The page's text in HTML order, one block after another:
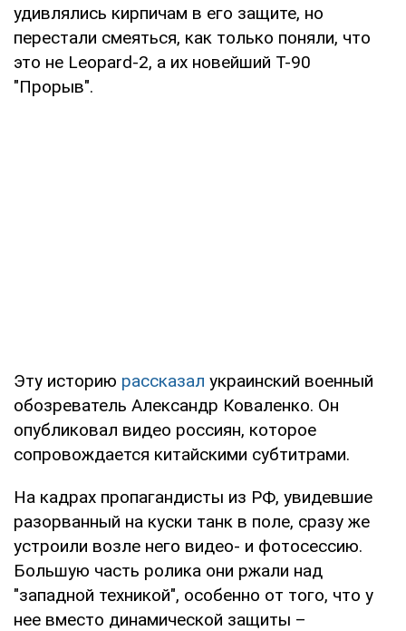
удивлялись кирпичам в его защите, но
перестали смеяться, как только поняли, что
это не Leopard-2, а их новейший Т-90
"Прорыв".
Эту историю рассказал украинский военный
обозреватель Александр Коваленко. Он
опубликовал видео россиян, которое
сопровождается китайскими субтитрами.
На кадрах пропагандисты из РФ, увидевшие
разорванный на куски танк в поле, сразу же
устроили возле него видео- и фотосессию.
Большую часть ролика они ржали над
"западной техникой", особенно от того, что у
нее вместо динамической защиты –